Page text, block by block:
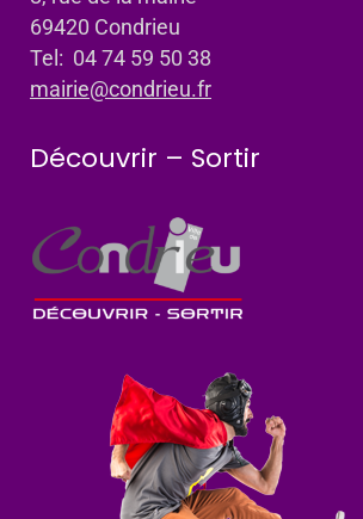
69420 Condrieu
Tel: 04 74 59 50 38
mairie@condrieu.fr
Découvrir – Sortir